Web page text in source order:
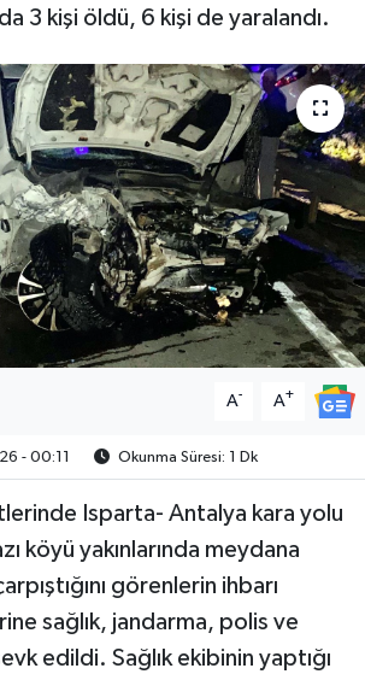
3 kişi öldü, 6 kişi de yaralandı.
A- A+
- 00:11 Okunma Süresi: 1 Dk
Isparta- Antalya kara yolu
köyü yakınlarında meydana
görenlerin ihbarı
sağlık, jandarma, polis ve
edildi. Sağlık ekibinin yaptığı
Sonuçları